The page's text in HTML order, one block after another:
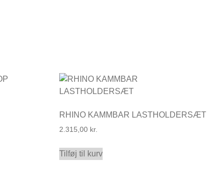
RHINO KAMMBAR LASTHOLDERSÆT
2.315,00 kr.
Tilføj til kurv